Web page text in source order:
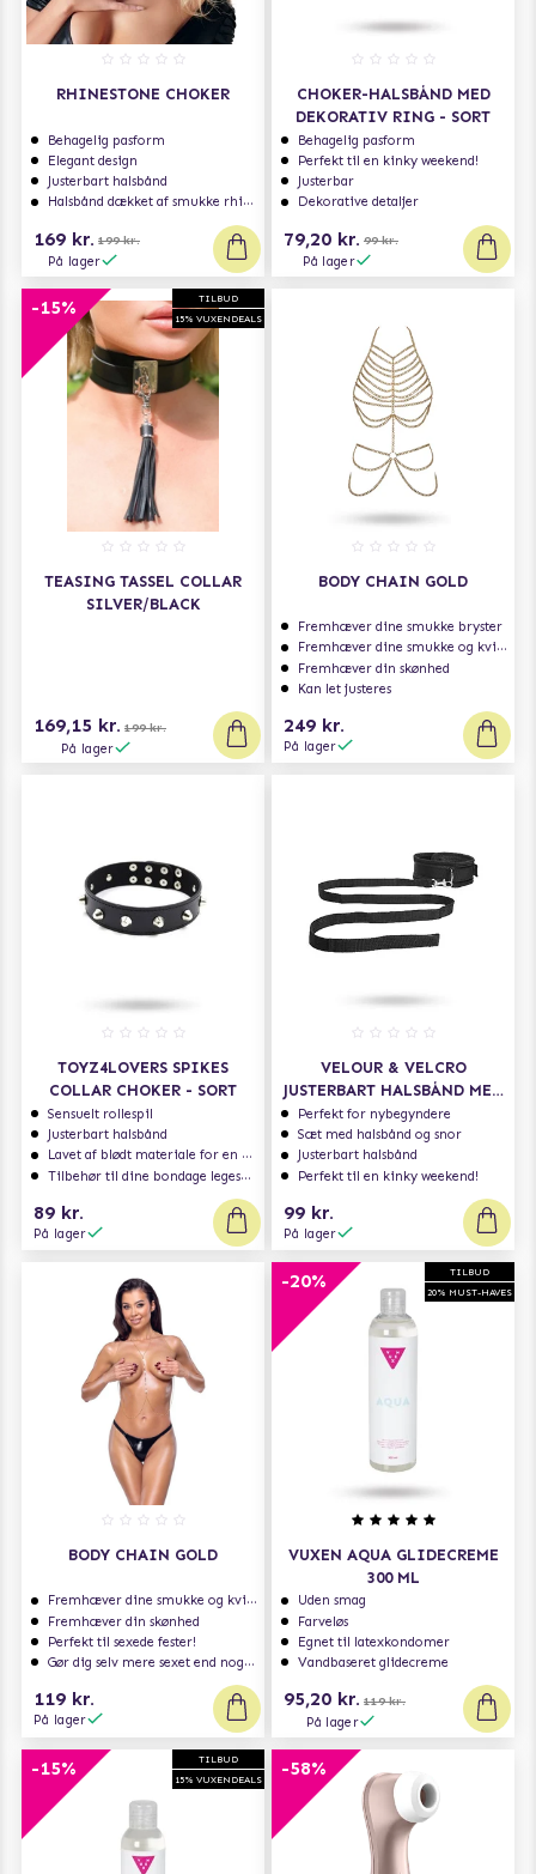
RHINESTONE CHOKER
Behagelig pasform
Elegant design
Justerbart halsbånd
Halsbånd dækket af smukke rhinestones
169 kr. 199 kr.
På lager
CHOKER-HALSBÅND MED
DEKORATIV RING - SORT
Behagelig pasform
Perfekt til en kinky weekend!
Justerbar
Dekorative detaljer
79,20 kr. 99 kr.
På lager
TILBUD
15% VUXENDEALS
-15%
TEASING TASSEL COLLAR
SILVER/BLACK
169,15 kr. 199 kr.
På lager
BODY CHAIN GOLD
Fremhæver dine smukke bryster
Fremhæver dine smukke og kvindelige former
Fremhæver din skønhed
Kan let justeres
249 kr.
På lager
TOYZ4LOVERS SPIKES
COLLAR CHOKER - SORT
Sensuelt rollespil
Justerbart halsbånd
Lavet af blødt materiale for en dejligere følelse
Tilbehør til dine bondage legesager
89 kr.
På lager
VELOUR & VELCRO
JUSTERBART HALSBÅND MED
SNOR
Perfekt for nybegyndere
Sæt med halsbånd og snor
Justerbart halsbånd
Perfekt til en kinky weekend!
99 kr.
På lager
BODY CHAIN GOLD
Fremhæver dine smukke og kvindelige former
Fremhæver din skønhed
Perfekt til sexede fester!
Gør dig selv mere sexet end nogensinde
119 kr.
På lager
TILBUD
20% MUST-HAVES
-20%
VUXEN AQUA GLIDECREME
300 ML
Uden smag
Farveløs
Egnet til latexkondomer
Vandbaseret glidecreme
95,20 kr. 119 kr.
På lager
TILBUD
15% VUXENDEALS
-15% -58%